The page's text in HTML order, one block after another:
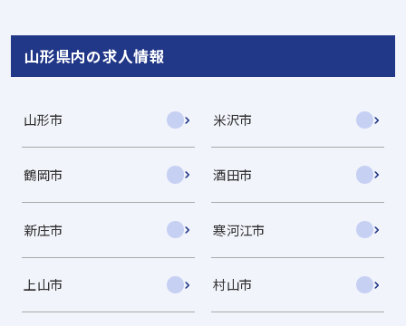
山形県内の求人情報
山形市 米沢市
鶴岡市 酒田市
新庄市 寒河江市
上山市 村山市